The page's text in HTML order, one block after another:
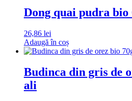
Dong quai pudra bio
26,86 lei
Adaugă în coș
Budinca din gris de
ali